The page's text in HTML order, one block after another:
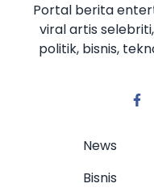
Portal berita
viral artis
politik, bisnis,
News
Bisnis